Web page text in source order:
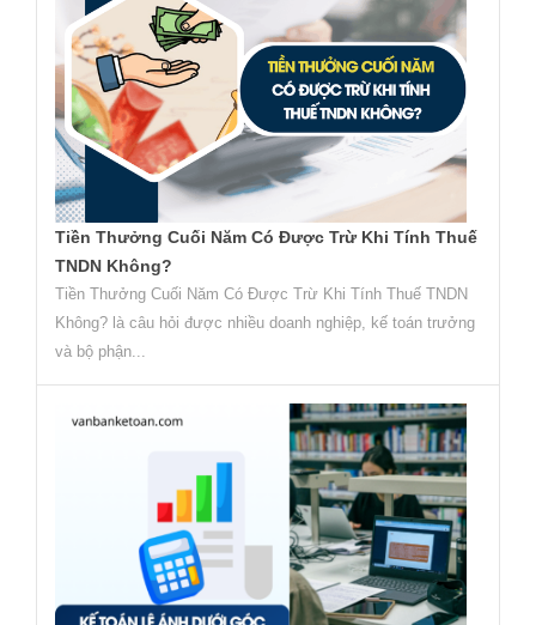
Tiền Thưởng Cuối Năm Có Được Trừ Khi Tính Thuế
TNDN Không?
Tiền Thưởng Cuối Năm Có Được Trừ Khi Tính Thuế TNDN
Không? là câu hỏi được nhiều doanh nghiệp, kế toán trưởng
và bộ phận...